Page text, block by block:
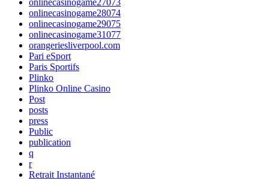
onlinecasinogame27073
onlinecasinogame28074
onlinecasinogame29075
onlinecasinogame31077
orangeriesliverpool.com
Pari eSport
Paris Sportifs
Plinko
Plinko Online Casino
Post
posts
press
Public
publication
q
r
Retrait Instantané